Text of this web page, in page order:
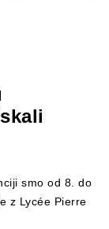
smo od 8. do
z Lycée Pierre